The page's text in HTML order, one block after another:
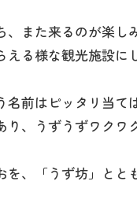
また来るのが楽
る様な観光施設に
前はピッタリ当て
り、うずうずワク
、「うず坊」と